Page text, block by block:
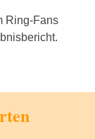
Ring-Fans